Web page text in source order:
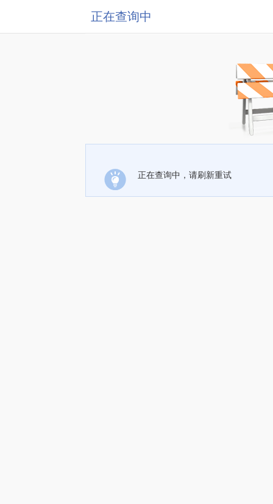
正在查询中
正在查询中，请刷新重试